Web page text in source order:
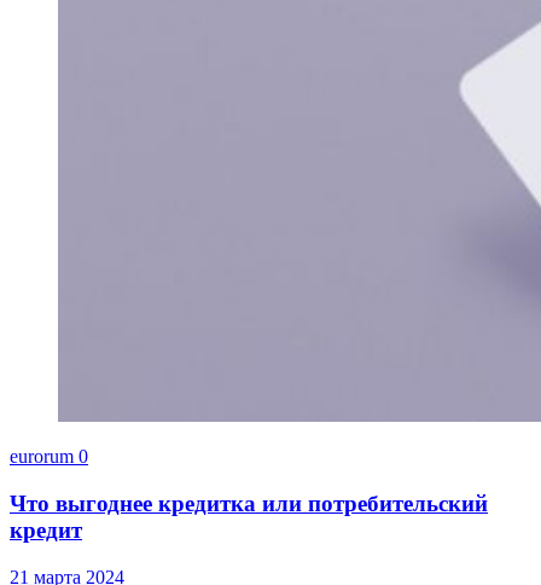
eurorum 0
Что выгоднее кредитка или потребительский
кредит
21 марта 2024